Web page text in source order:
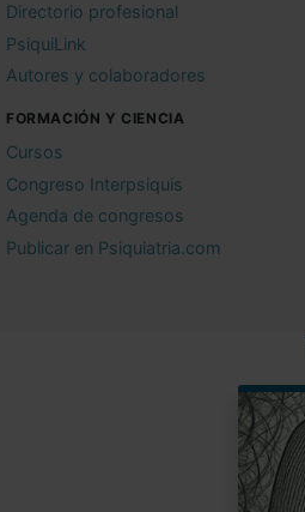
Directorio profesional
PsiquiLink
Autores y colaboradores
FORMACIÓN Y CIENCIA
Cursos
Congreso Interpsiquis
Agenda de congresos
Publicar en Psiquiatria.com